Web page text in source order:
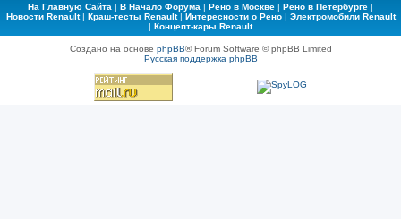
На Главную Сайта | В Начало Форума | Рено в Москве | Рено в Петербурге |
Новости Renault| Краш-тесты Renault| Интересности о Рено| Электромобили Renault
| Концепт-кары Renault
Создано на основе phpBB® Forum Software © phpBB Limited
Русская поддержка phpBB